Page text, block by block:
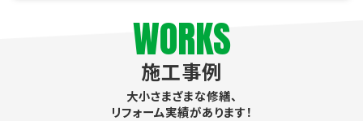
WORKS
施工事例
大小さまざまな修繕、
リフォーム実績があります！